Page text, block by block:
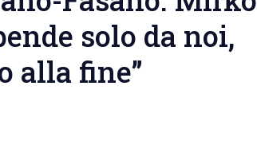
solo da noi,
alla fine”